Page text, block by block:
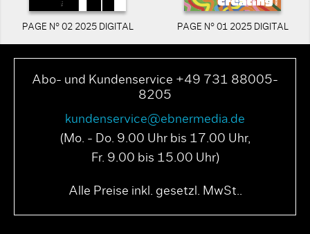
PAGE N° 02 2025 DIGITAL PAGE N° 01 2025 DIGITAL
Abo- und Kundenservice +49 731 88005-
8205
kundenservice@ebnermedia.de
(Mo. - Do. 9.00 Uhr bis 17.00 Uhr,
Fr. 9.00 bis 15.00 Uhr)
Alle Preise inkl. gesetzl. MwSt..